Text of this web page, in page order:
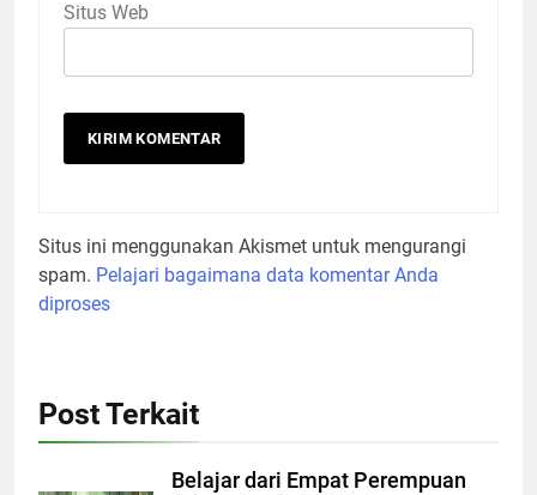
Situs Web
Situs ini menggunakan Akismet untuk mengurangi
spam. Pelajari bagaimana data komentar Anda
diproses
Post Terkait
Belajar dari Empat Perempuan